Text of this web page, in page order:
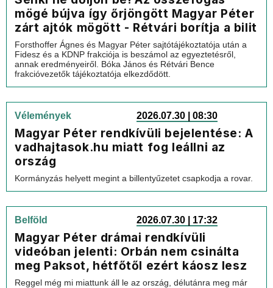
mögé bújva így őrjöngött Magyar Péter
zárt ajtók mögött - Rétvári borítja a bilit
Forsthoffer Ágnes és Magyar Péter sajtótájékoztatója után a
Fidesz és a KDNP frakciója is beszámol az egyeztetésről,
annak eredményeiről. Bóka János és Rétvári Bence
frakcióvezetők tájékoztatója elkezdődött.
Vélemények 2026.07.30 | 08:30
Magyar Péter rendkívüli bejelentése: A
vadhajtasok.hu miatt fog leállni az
ország
Kormányzás helyett megint a billentyűzetet csapkodja a rovar.
Belföld 2026.07.30 | 17:32
Magyar Péter drámai rendkívüli
videóban jelenti: Orbán nem csinálta
meg Paksot, hétfőtől ezért káosz lesz
Reggel még mi miattunk áll le az ország, délutánra meg már